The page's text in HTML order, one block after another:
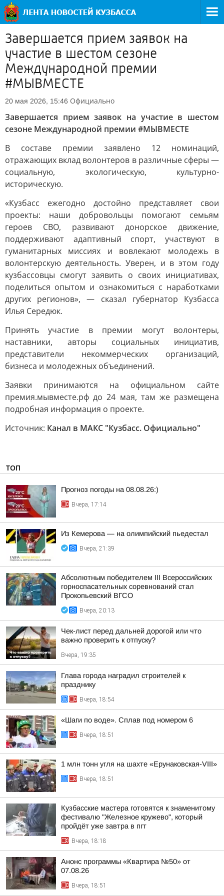
Завершается прием заявок на
участие в шестом сезоне
Международной премии
#МЫВМЕСТЕ
20 мая 2026, 15:46 Официально
Завершается прием заявок на участие в шестом
сезоне Международной премии #МЫВМЕСТЕ
В составе премии заявлено 12 номинаций,
отражающих вклад волонтеров в различные сферы —
социальную, экологическую, культурно-
историческую.
«Кузбасс ежегодно достойно представляет свои
проекты: наши добровольцы помогают семьям
героев СВО, развивают донорское движение,
поддерживают адаптивный спорт, участвуют в
гуманитарных миссиях и вовлекают молодежь в
волонтерскую деятельность. Уверен, и в этом году
кузбассовцы смогут заявить о своих инициативах,
поделиться опытом и ознакомиться с наработками
других регионов», — сказал губернатор Кузбасса
Илья Середюк.
Принять участие в премии могут волонтеры,
наставники, авторы социальных инициатив,
представители некоммерческих организаций,
бизнеса и молодежных объединений.
Заявки принимаются на официальном сайте
премия.мывместе.рф до 24 мая, там же размещена
подробная информация о проекте.
Источник: Канал в МАКС "Кузбасс. Официально"
ТОП
Прогноз погоды на 08.08.26:)
Вчера, 17:14
Из Кемерова — на олимпийский пьедестал
Вчера, 21:39
Абсолютным победителем III Всероссийских
горноспасательных соревнований стал
Прокопьевский ВГСО
Вчера, 20:13
Чек-лист перед дальней дорогой или что
важно проверить к отпуску?
Вчера, 19:35
Глава города наградил строителей к
празднику
Вчера, 18:54
«Шаги по воде». Сплав под номером 6
Вчера, 18:51
1 млн тонн угля на шахте «Ерунаковская-VIII»
Вчера, 18:51
Кузбасские мастера готовятся к знаменитому
фестивалю "Железное кружево", который
пройдёт уже завтра в пгт
Вчера, 18:18
Анонс программы «Квартира №50» от
07.08.26
Вчера, 18:51